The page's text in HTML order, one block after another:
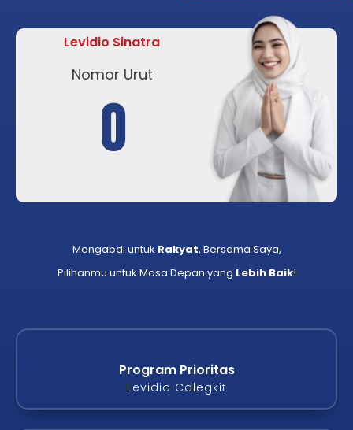
Levidio Sinatra
Nomor Urut
0
Mengabdi untuk Rakyat, Bersama Saya,
Pilihanmu untuk Masa Depan yang Lebih Baik!
Program Prioritas
Levidio Calegkit